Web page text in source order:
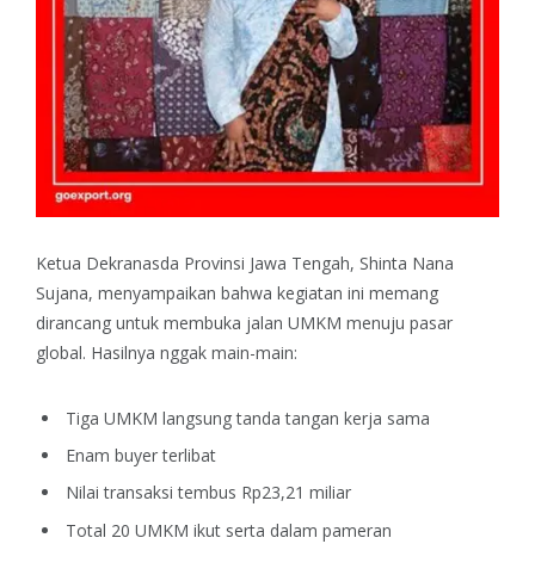
Ketua Dekranasda Provinsi Jawa Tengah, Shinta Nana
Sujana, menyampaikan bahwa kegiatan ini memang
dirancang untuk membuka jalan UMKM menuju pasar
global. Hasilnya nggak main-main:
Tiga UMKM langsung tanda tangan kerja sama
Enam buyer terlibat
Nilai transaksi tembus Rp23,21 miliar
Total 20 UMKM ikut serta dalam pameran